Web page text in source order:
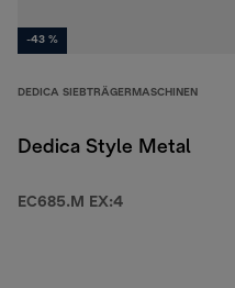
-43 %
DEDICA SIEBTRÄGERMASCHINEN
Dedica Style Metal
EC685.M EX:4